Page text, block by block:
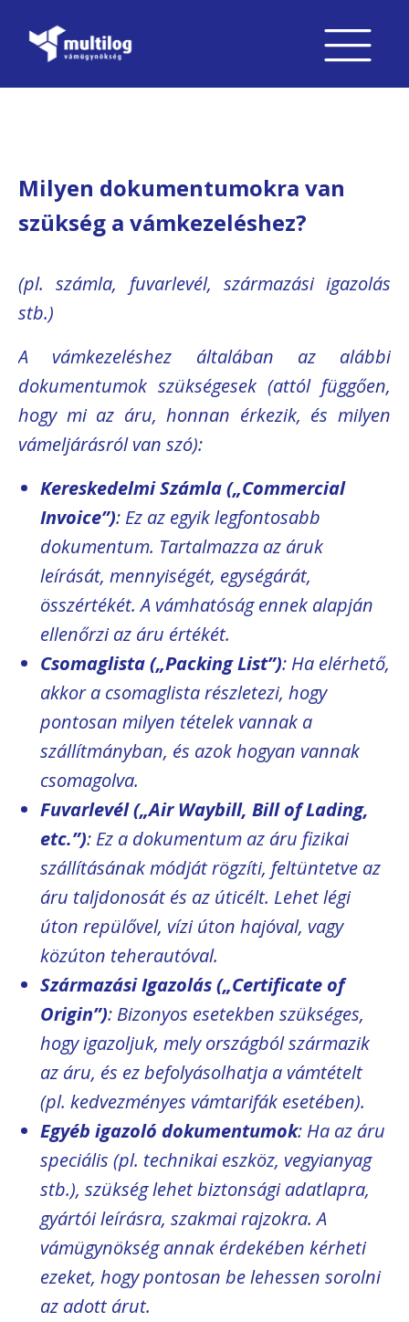
Milyen dokumentumokra van
szükség a vámkezeléshez?
(pl. számla, fuvarlevél, származási igazolás
stb.)
A vámkezeléshez általában az alábbi
dokumentumok szükségesek (attól függően,
hogy mi az áru, honnan érkezik, és milyen
vámeljárásról van szó):
Kereskedelmi Számla („Commercial
Invoice”): Ez az egyik legfontosabb
dokumentum. Tartalmazza az áruk
leírását, mennyiségét, egységárát,
összértékét. A vámhatóság ennek alapján
ellenőrzi az áru értékét.
Csomaglista („Packing List”): Ha elérhető,
akkor a csomaglista részletezi, hogy
pontosan milyen tételek vannak a
szállítmányban, és azok hogyan vannak
csomagolva.
Fuvarlevél („Air Waybill, Bill of Lading,
etc.”): Ez a dokumentum az áru fizikai
szállításának módját rögzíti, feltüntetve az
áru taljdonosát és az úticélt. Lehet légi
úton repülővel, vízi úton hajóval, vagy
közúton teherautóval.
Származási Igazolás („Certificate of
Origin”): Bizonyos esetekben szükséges,
hogy igazoljuk, mely országból származik
az áru, és ez befolyásolhatja a vámtételt
(pl. kedvezményes vámtarifák esetében).
Egyéb igazoló dokumentumok: Ha az áru
speciális (pl. technikai eszköz, vegyianyag
stb.), szükség lehet biztonsági adatlapra,
gyártói leírásra, szakmai rajzokra. A
vámügynökség annak érdekében kérheti
ezeket, hogy pontosan be lehessen sorolni
az adott árut.